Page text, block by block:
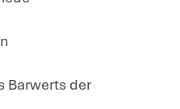
jedoch verneint,
Gesellschafters
vor dem